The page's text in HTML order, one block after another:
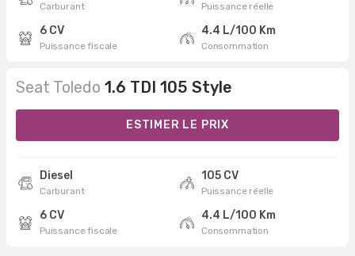
Carburant Puissance réelle
6 CV
Puissance fiscale
4.4 L/100 Km
Consommation
Seat Toledo 1.6 TDI 105 Style
ESTIMER LE PRIX
Diesel
Carburant
105 CV
Puissance réelle
6 CV
Puissance fiscale
4.4 L/100 Km
Consommation